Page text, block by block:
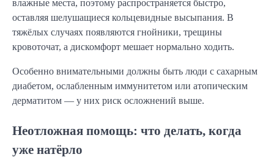
влажные места, поэтому распространяется быстро,
оставляя шелушащиеся кольцевидные высыпания. В
тяжёлых случаях появляются гнойники, трещины
кровоточат, а дискомфорт мешает нормально ходить.
Особенно внимательными должны быть люди с сахарным
диабетом, ослабленным иммунитетом или атопическим
дерматитом — у них риск осложнений выше.
Неотложная помощь: что делать, когда
уже натёрло